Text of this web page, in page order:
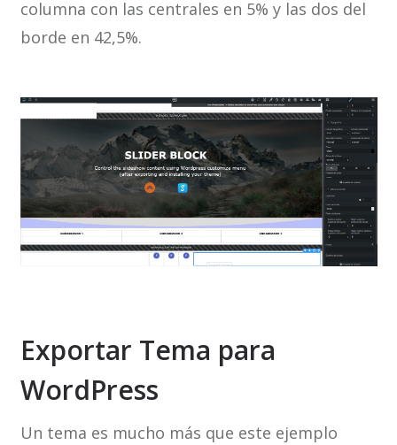
columna con las centrales en 5% y las dos del
borde en 42,5%.
Exportar Tema para
WordPress
Un tema es mucho más que este ejemplo